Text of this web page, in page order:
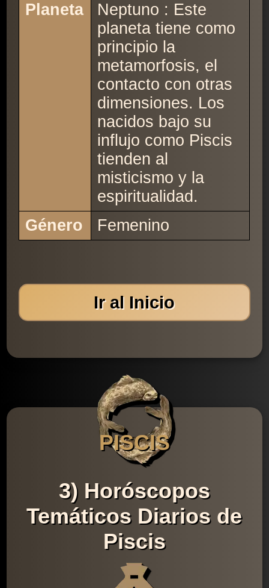
Planeta
Neptuno : Este
planeta tiene como
principio la
metamorfosis, el
contacto con otras
dimensiones. Los
nacidos bajo su
influjo como Piscis
tienden al
misticismo y la
espiritualidad.
Género
Femenino
Ir al Inicio
PISCIS
3) Horóscopos
Temáticos Diarios de
Piscis